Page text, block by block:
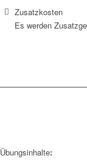
Zusatzkosten
Es werden
Übungsinhalte: